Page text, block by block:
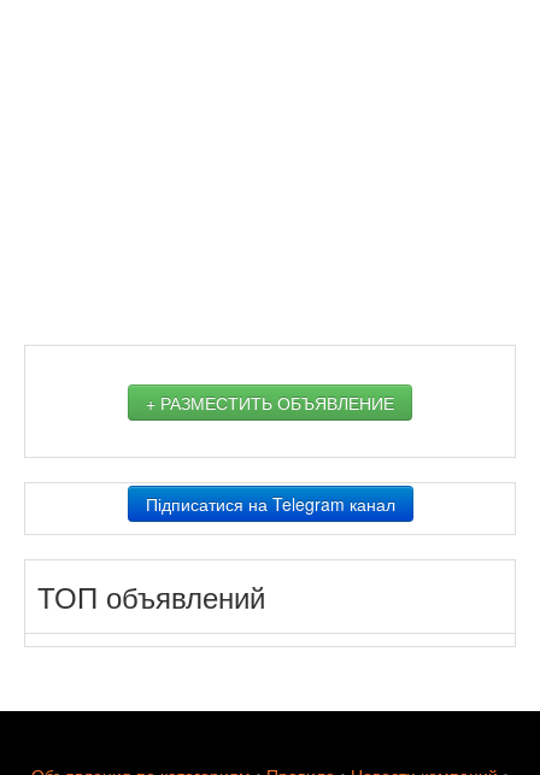
+ РАЗМЕСТИТЬ ОБЪЯВЛЕНИЕ
Підписатися на Telegram канал
ТОП объявлений